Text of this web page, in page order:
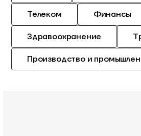
Телеком Финансы
Здравоохранение
Производство и